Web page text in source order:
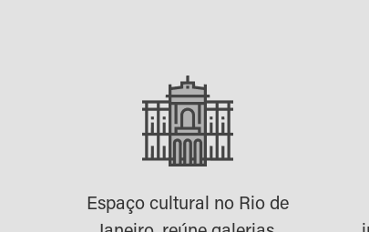
Espaço cultural no Rio de